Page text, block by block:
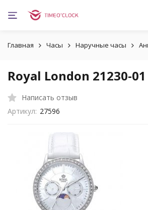
Главная Часы Наручные часы
Royal London 21230-01
Написать отзыв
Артикул: 27596